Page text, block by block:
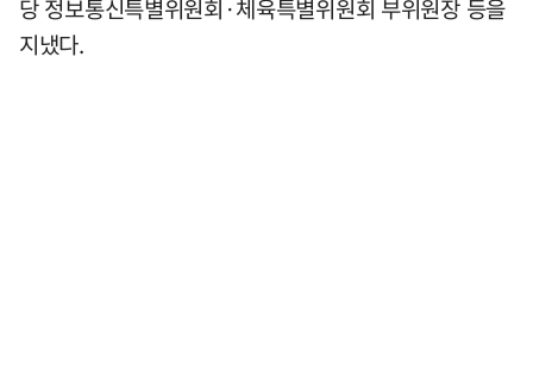
당 정보통신특별위원회·체육특별위원회 부위원장 등을
지냈다.